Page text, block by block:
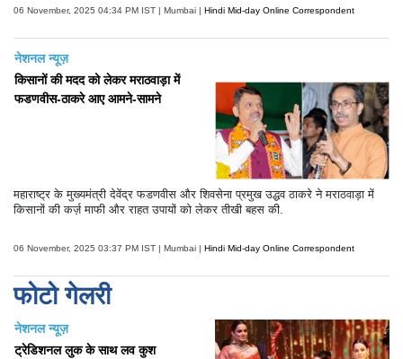
06 November, 2025 04:34 PM IST | Mumbai | Hindi Mid-day Online Correspondent
नेशनल न्यूज़
किसानों की मदद को लेकर मराठवाड़ा में
फडणवीस-ठाकरे आए आमने-सामने
महाराष्ट्र के मुख्यमंत्री देवेंद्र फडणवीस और शिवसेना प्रमुख उद्धव ठाकरे ने मराठवाड़ा में
किसानों की कर्ज़ माफी और राहत उपायों को लेकर तीखी बहस की.
06 November, 2025 03:37 PM IST | Mumbai | Hindi Mid-day Online Correspondent
फोटो गेलरी
नेशनल न्यूज़
ट्रेडिशनल लुक के साथ लव कुश